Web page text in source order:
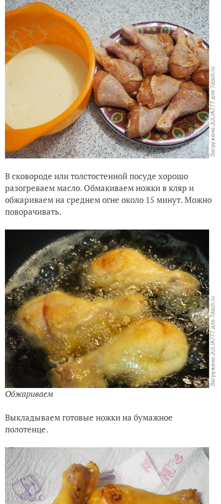
В сковороде или толстостенной посуде хорошо
разогреваем масло. Обмакиваем ножки в кляр и
обжариваем на среднем огне около 15 минут. Можно
поворачивать.
Обжариваем
Выкладываем готовые ножки на бумажное
полотенце.